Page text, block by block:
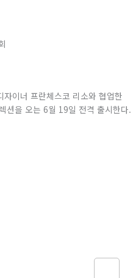
이너 프란체스코 리소와 협업한
션을 오는 6월 19일 전격 출시한다.